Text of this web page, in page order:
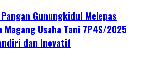
Gunungkidul Melepas
Usaha Tani 7P4S/2025
dan Inovatif